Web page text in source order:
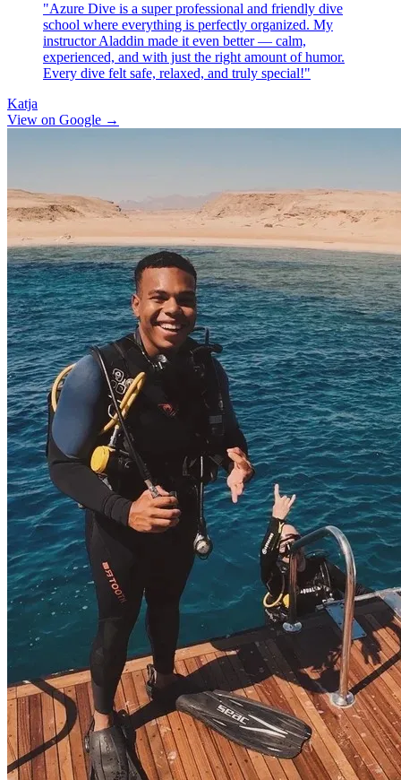
"Azure Dive is a super professional and friendly dive
school where everything is perfectly organized. My
instructor Aladdin made it even better — calm,
experienced, and with just the right amount of humor.
Every dive felt safe, relaxed, and truly special!"
Katja
View on Google →